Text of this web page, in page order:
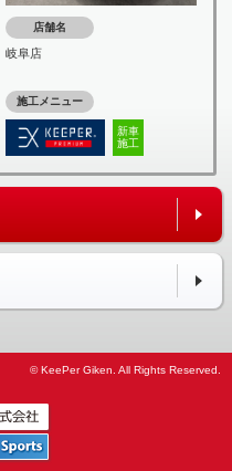
店舗名
岐阜店
施工メニュー
新車
施工
© KeePer Giken. All Rights Reserved.